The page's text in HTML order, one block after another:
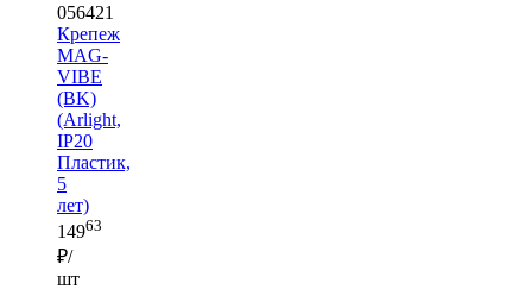
056421
Крепеж
MAG-
VIBE
(BK)
(Arlight,
IP20
Пластик,
5
лет)
14963
₽/
шт